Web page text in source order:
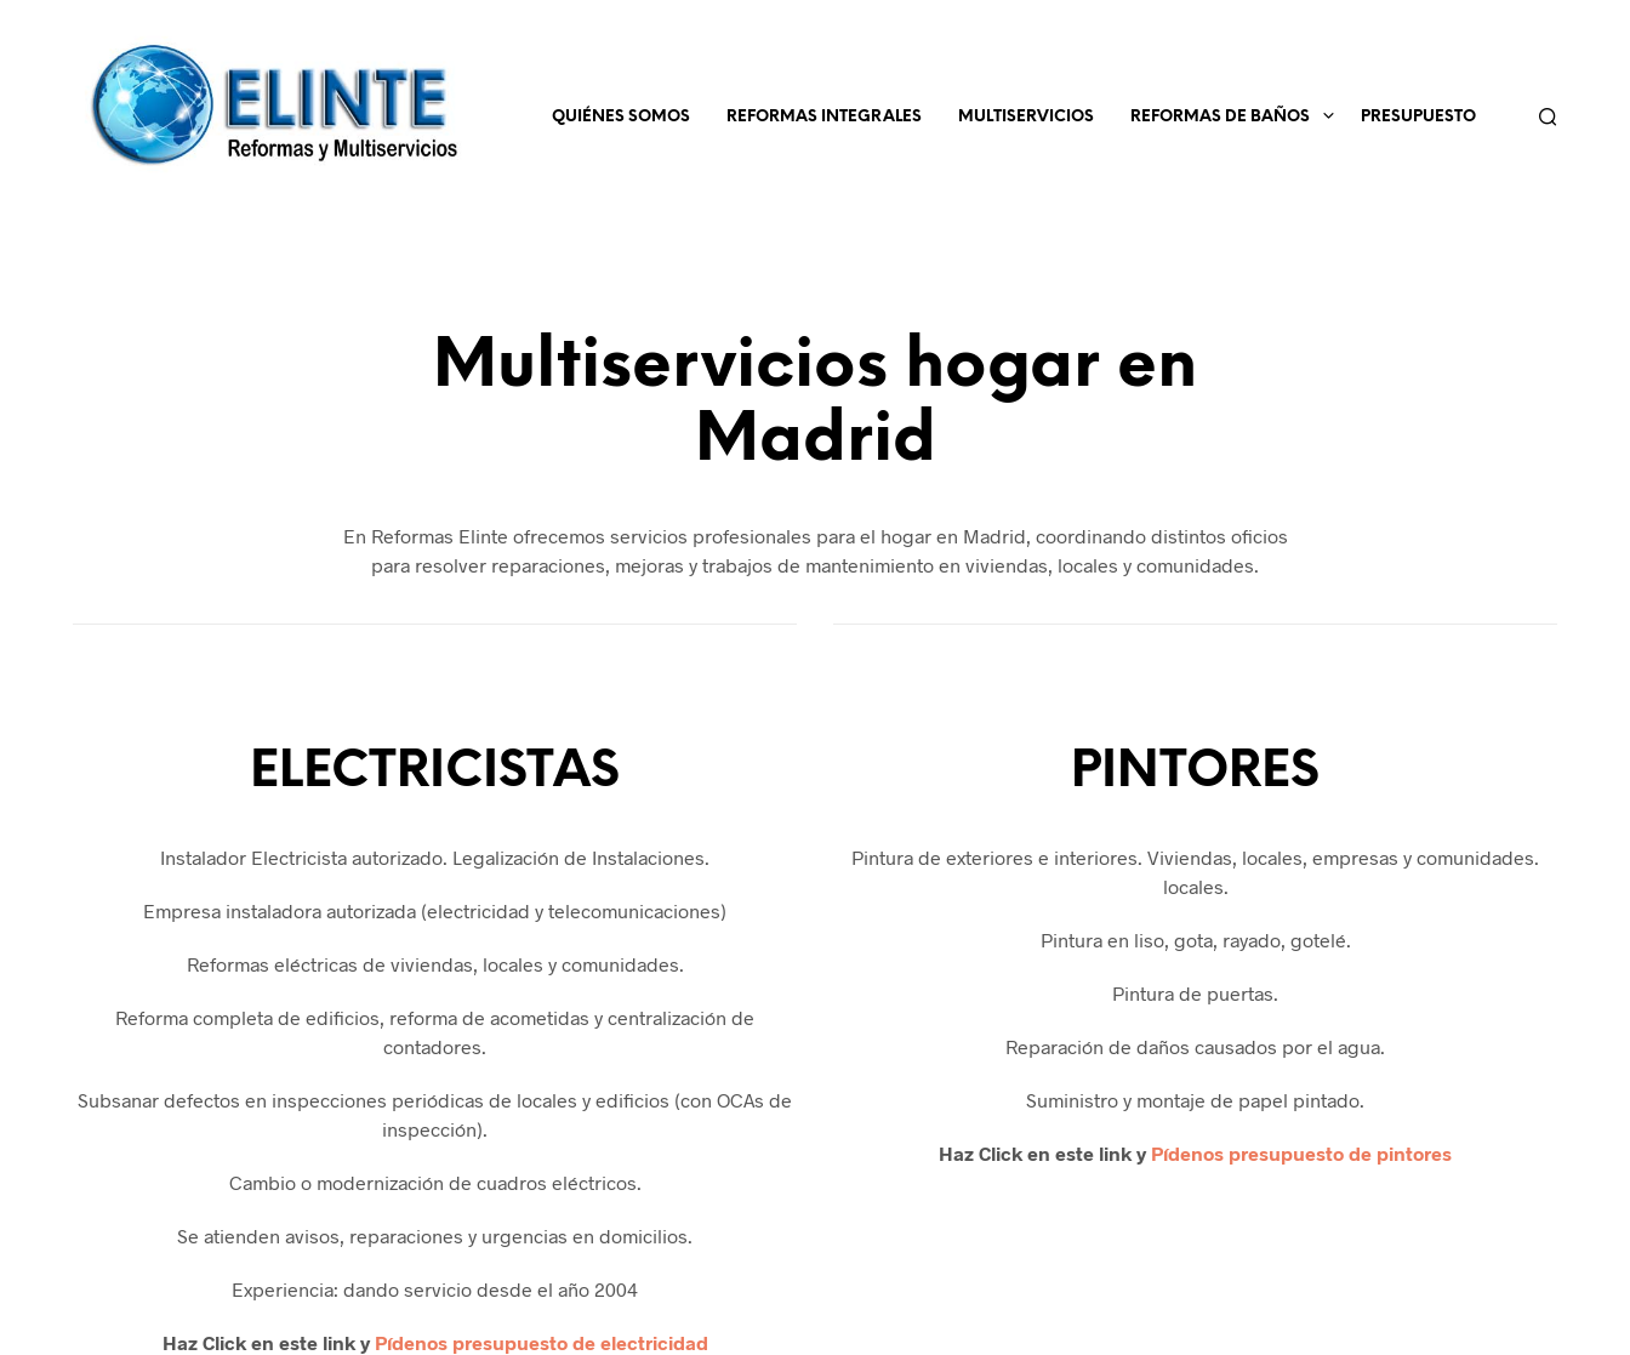
QUIÉNES SOMOS REFORMAS INTEGRALES MULTISERVICIOS REFORMAS DE BAÑOS PRESUPUESTO
Multiservicios hogar en
Madrid
En Reformas Elinte ofrecemos servicios profesionales para el hogar en Madrid, coordinando distintos oficios
para resolver reparaciones, mejoras y trabajos de mantenimiento en viviendas, locales y comunidades.
ELECTRICISTAS
Instalador Electricista autorizado. Legalización de Instalaciones.
Empresa instaladora autorizada (electricidad y telecomunicaciones)
Reformas eléctricas de viviendas, locales y comunidades.
Reforma completa de edificios, reforma de acometidas y centralización de
contadores.
Subsanar defectos en inspecciones periódicas de locales y edificios (con OCAs de
inspección).
Cambio o modernización de cuadros eléctricos.
Se atienden avisos, reparaciones y urgencias en domicilios.
Experiencia: dando servicio desde el año 2004
Haz Click en este link y Pídenos presupuesto de electricidad
PINTORES
Pintura de exteriores e interiores. Viviendas, locales, empresas y comunidades.
locales.
Pintura en liso, gota, rayado, gotelé.
Pintura de puertas.
Reparación de daños causados por el agua.
Suministro y montaje de papel pintado.
Haz Click en este link y Pídenos presupuesto de pintores